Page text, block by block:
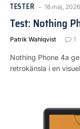
TESTER 16 maj, 2026
Test: Nothing
Patrik Wahlqvist 1
Nothing Phone 4a
retrokänsla i en